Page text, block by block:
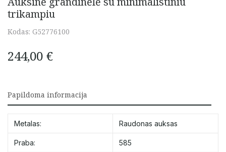
trikampiu
Kodas: G52776100
244,00 €
Papildoma informacija
Metalas: Raudonas auksas
Praba: 585